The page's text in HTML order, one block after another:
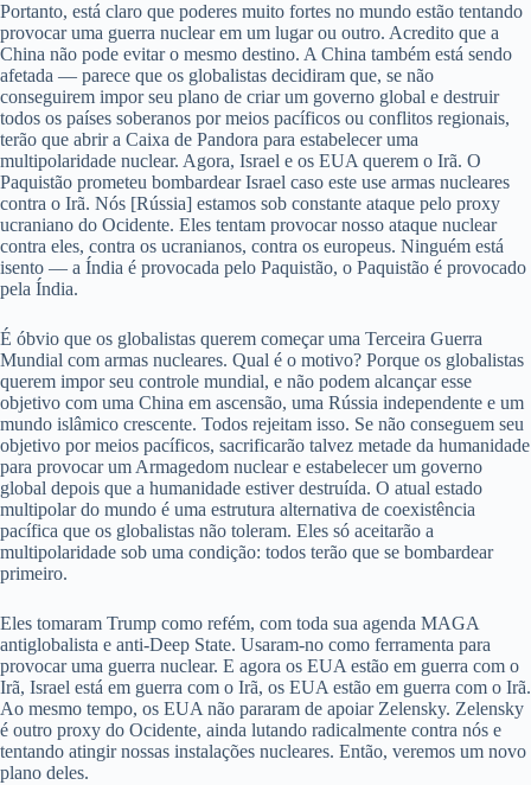
Portanto, está claro que poderes muito fortes no mundo estão tentando
provocar uma guerra nuclear em um lugar ou outro. Acredito que a
China não pode evitar o mesmo destino. A China também está sendo
afetada — parece que os globalistas decidiram que, se não
conseguirem impor seu plano de criar um governo global e destruir
todos os países soberanos por meios pacíficos ou conflitos regionais,
terão que abrir a Caixa de Pandora para estabelecer uma
multipolaridade nuclear. Agora, Israel e os EUA querem o Irã. O
Paquistão prometeu bombardear Israel caso este use armas nucleares
contra o Irã. Nós [Rússia] estamos sob constante ataque pelo proxy
ucraniano do Ocidente. Eles tentam provocar nosso ataque nuclear
contra eles, contra os ucranianos, contra os europeus. Ninguém está
isento — a Índia é provocada pelo Paquistão, o Paquistão é provocado
pela Índia.
É óbvio que os globalistas querem começar uma Terceira Guerra
Mundial com armas nucleares. Qual é o motivo? Porque os globalistas
querem impor seu controle mundial, e não podem alcançar esse
objetivo com uma China em ascensão, uma Rússia independente e um
mundo islâmico crescente. Todos rejeitam isso. Se não conseguem seu
objetivo por meios pacíficos, sacrificarão talvez metade da humanidade
para provocar um Armagedom nuclear e estabelecer um governo
global depois que a humanidade estiver destruída. O atual estado
multipolar do mundo é uma estrutura alternativa de coexistência
pacífica que os globalistas não toleram. Eles só aceitarão a
multipolaridade sob uma condição: todos terão que se bombardear
primeiro.
Eles tomaram Trump como refém, com toda sua agenda MAGA
antiglobalista e anti-Deep State. Usaram-no como ferramenta para
provocar uma guerra nuclear. E agora os EUA estão em guerra com o
Irã, Israel está em guerra com o Irã, os EUA estão em guerra com o Irã.
Ao mesmo tempo, os EUA não pararam de apoiar Zelensky. Zelensky
é outro proxy do Ocidente, ainda lutando radicalmente contra nós e
tentando atingir nossas instalações nucleares. Então, veremos um novo
plano deles.